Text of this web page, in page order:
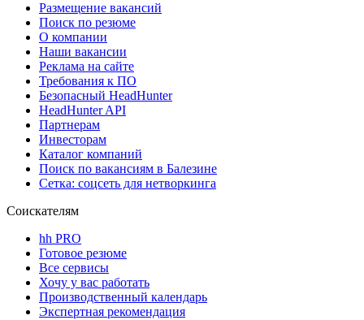
Размещение вакансий
Поиск по резюме
О компании
Наши вакансии
Реклама на сайте
Требования к ПО
Безопасный HeadHunter
HeadHunter API
Партнерам
Инвесторам
Каталог компаний
Поиск по вакансиям в Балезине
Сетка: соцсеть для нетворкинга
Соискателям
hh PRO
Готовое резюме
Все сервисы
Хочу у вас работать
Производственный календарь
Экспертная рекомендация